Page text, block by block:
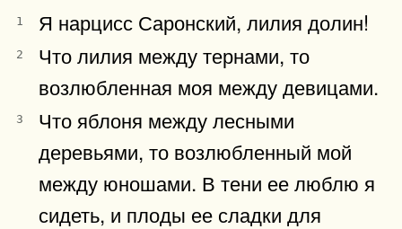
1 Я нарцисс Саронский, лилия долин!
2
Что лилия между тернами, то
возлюбленная моя между девицами.
3
Что яблоня между лесными
деревьями, то возлюбленный мой
между юношами. В тени ее люблю я
сидеть, и плоды ее сладки для